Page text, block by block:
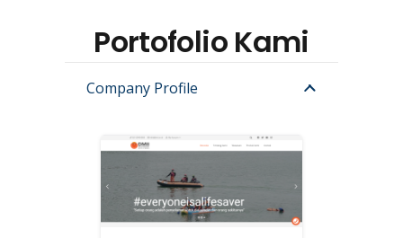
Portofolio Kami
Company Profile